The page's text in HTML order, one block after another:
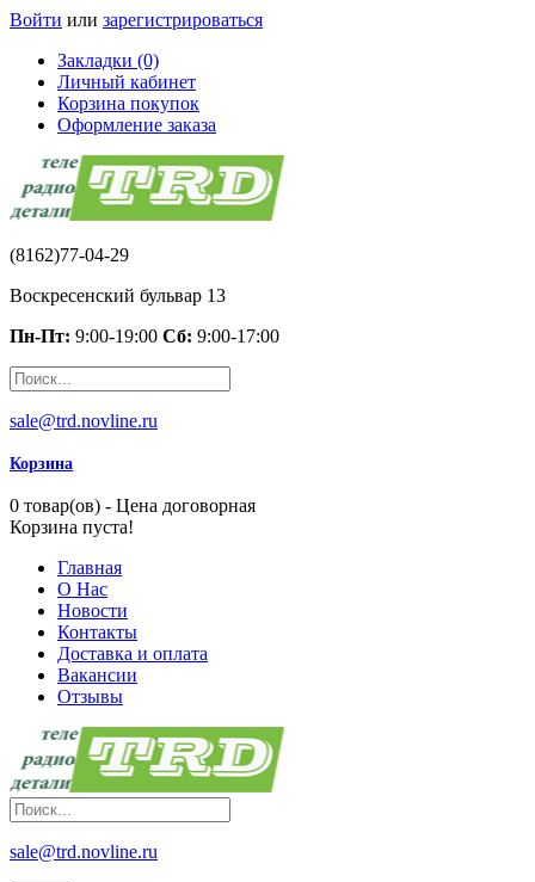
Войти или зарегистрироваться
Закладки (0)
Личный кабинет
Корзина покупок
Оформление заказа
(8162)77-04-29
Воскресенский бульвар 13
Пн-Пт: 9:00-19:00 Сб: 9:00-17:00
sale@trd.novline.ru
Корзина
0 товар(ов) - Цена договорная
Корзина пуста!
Главная
О Нас
Новости
Контакты
Доставка и оплата
Вакансии
Отзывы
sale@trd.novline.ru